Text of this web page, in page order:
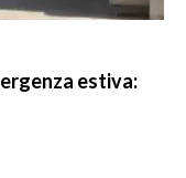
estiva: